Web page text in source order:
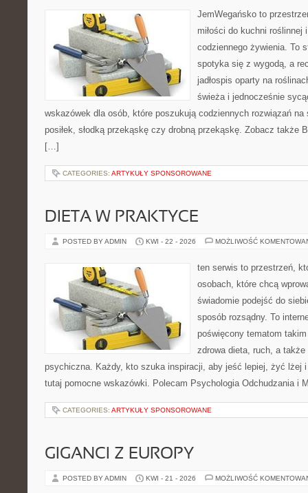
JemWegańsko to
miłości do kuchni roślinnej
codziennego żywienia. To
spotyka się z wygodą, a
jadłospis oparty na
świeża i jednocześnie
wskazówek dla osób, które poszukują codziennych rozwiązań na
posiłek, słodką przekąskę czy drobną przekąskę. Zobacz także
[…]
CATEGORIES: ARTYKUŁY SPONSOROWANE
DIETA W PRAKTYCE
POSTED BY ADMIN KWI - 22 - 2026 MOŻLIWOŚĆ
ten serwis to przestrzeń,
osobach, które chcą
świadomie podejść do
sposób rozsądny. To
poświęcony tematom
zdrowa dieta, ruch, a
psychiczna. Każdy, kto szuka inspiracji, aby jeść lepiej, żyć lżej
tutaj pomocne wskazówki. Polecam Psychologia Odchudzania i
CATEGORIES: ARTYKUŁY SPONSOROWANE
GIGANCI Z EUROPY
POSTED BY ADMIN KWI - 21 - 2026 MOŻLIWOŚĆ